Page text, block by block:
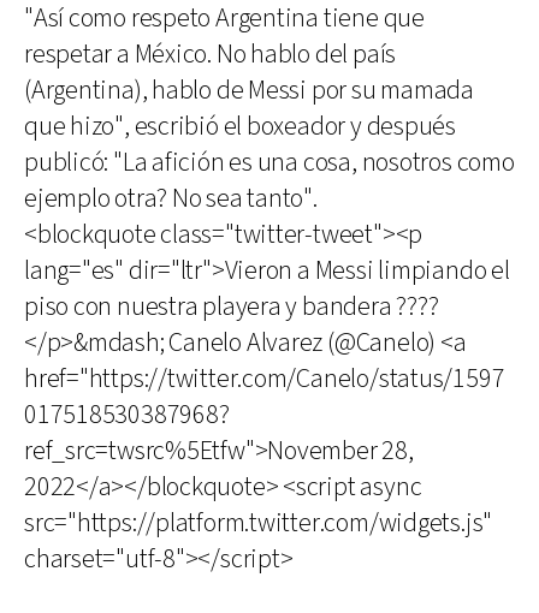
"Así como respeto Argentina tiene que
respetar a México. No hablo del país
(Argentina), hablo de Messi por su mamada
que hizo", escribió el boxeador y después
publicó: "La afición es una cosa, nosotros como
ejemplo otra? No sea tanto".
<blockquote class="twitter-tweet"><p
lang="es" dir="ltr">Vieron a Messi limpiando el
piso con nuestra playera y bandera ????
</p>&mdash; Canelo Alvarez (@Canelo) <a
href="https://twitter.com/Canelo/status/1597
017518530387968?
ref_src=twsrc%5Etfw">November 28,
2022</a></blockquote> <script async
src="https://platform.twitter.com/widgets.js"
charset="utf-8"></script>